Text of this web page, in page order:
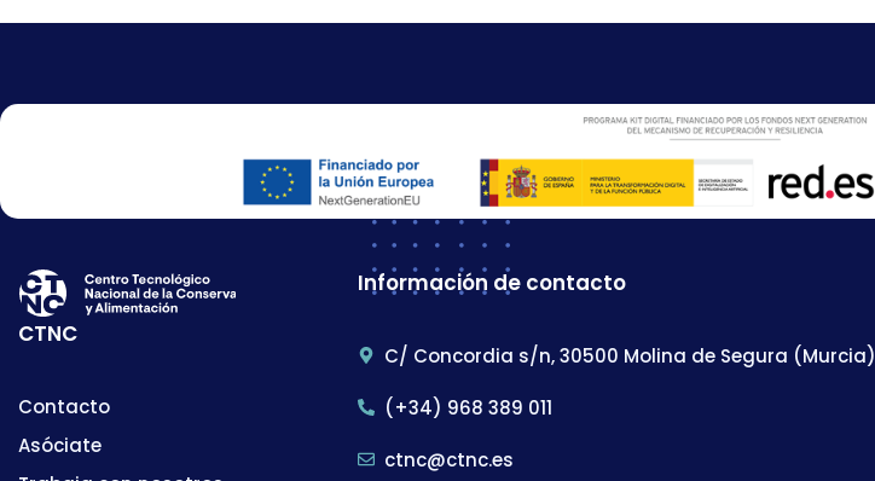
CTNC
Contacto
Asóciate
Información de contacto
C/ Concordia s/n, 30500 Molina de Segura (Murcia)
(+34) 968 389 011
ctnc@ctnc.es